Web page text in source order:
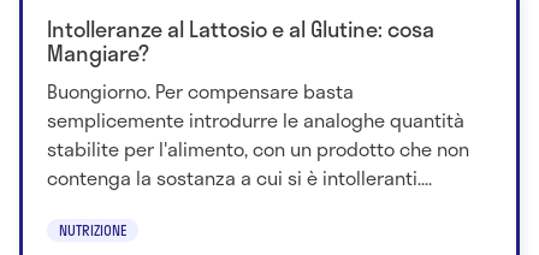
Intolleranze al Lattosio e al Glutine: cosa
Mangiare?
Buongiorno. Per compensare basta
semplicemente introdurre le analoghe quantità
stabilite per l'alimento, con un prodotto che non
contenga la sostanza a cui si è intolleranti....
NUTRIZIONE